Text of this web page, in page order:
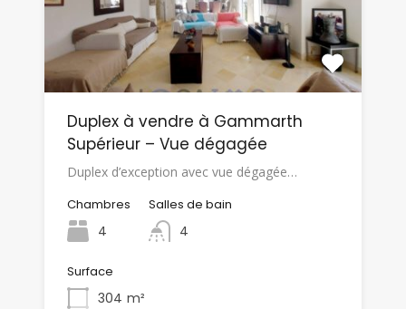
Duplex à vendre à Gammarth
Supérieur – Vue dégagée
Duplex d’exception avec vue dégagée…
Chambres
4
Salles de bain
4
Surface
304 m²